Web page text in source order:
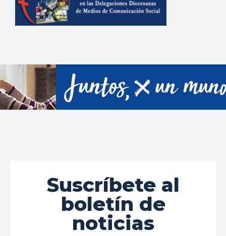
Suscríbete al
boletín de
noticias